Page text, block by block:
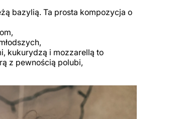
bazylią. Ta prosta kompozycja o
kukurydzą i mozzarellą to
z pewnością polubi,